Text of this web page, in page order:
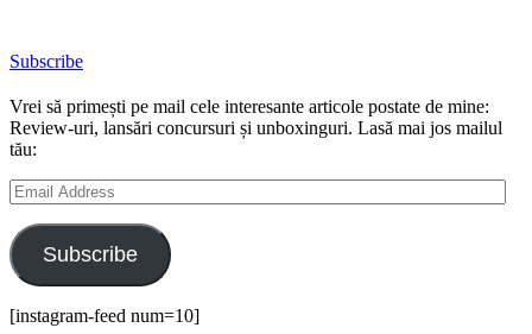
Subscribe
Vrei să primești pe mail cele interesante articole postate de mine:
Review-uri, lansări concursuri și unboxinguri. Lasă mai jos mailul
tău:
Email
Address
Subscribe
[instagram-feed num=10]